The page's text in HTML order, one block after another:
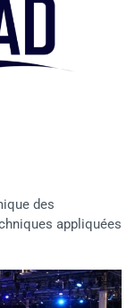
des
appliquées